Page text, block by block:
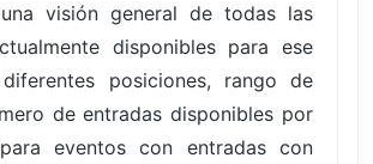
visión general de todas las
disponibles para ese
posiciones, rango de
de entradas disponibles por
eventos con entradas con